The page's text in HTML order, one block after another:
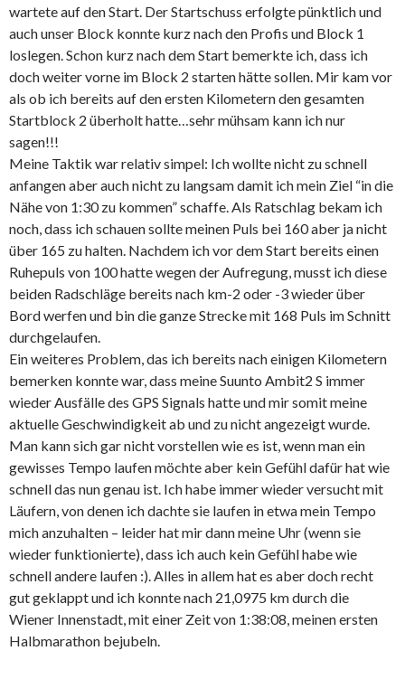
wartete auf den Start. Der Startschuss erfolgte pünktlich und
auch unser Block konnte kurz nach den Profis und Block 1
loslegen. Schon kurz nach dem Start bemerkte ich, dass ich
doch weiter vorne im Block 2 starten hätte sollen. Mir kam vor
als ob ich bereits auf den ersten Kilometern den gesamten
Startblock 2 überholt hatte…sehr mühsam kann ich nur
sagen!!!
Meine Taktik war relativ simpel: Ich wollte nicht zu schnell
anfangen aber auch nicht zu langsam damit ich mein Ziel “in die
Nähe von 1:30 zu kommen” schaffe. Als Ratschlag bekam ich
noch, dass ich schauen sollte meinen Puls bei 160 aber ja nicht
über 165 zu halten. Nachdem ich vor dem Start bereits einen
Ruhepuls von 100 hatte wegen der Aufregung, musst ich diese
beiden Radschläge bereits nach km-2 oder -3 wieder über
Bord werfen und bin die ganze Strecke mit 168 Puls im Schnitt
durchgelaufen.
Ein weiteres Problem, das ich bereits nach einigen Kilometern
bemerken konnte war, dass meine Suunto Ambit2 S immer
wieder Ausfälle des GPS Signals hatte und mir somit meine
aktuelle Geschwindigkeit ab und zu nicht angezeigt wurde.
Man kann sich gar nicht vorstellen wie es ist, wenn man ein
gewisses Tempo laufen möchte aber kein Gefühl dafür hat wie
schnell das nun genau ist. Ich habe immer wieder versucht mit
Läufern, von denen ich dachte sie laufen in etwa mein Tempo
mich anzuhalten – leider hat mir dann meine Uhr (wenn sie
wieder funktionierte), dass ich auch kein Gefühl habe wie
schnell andere laufen :). Alles in allem hat es aber doch recht
gut geklappt und ich konnte nach 21,0975 km durch die
Wiener Innenstadt, mit einer Zeit von 1:38:08, meinen ersten
Halbmarathon bejubeln.